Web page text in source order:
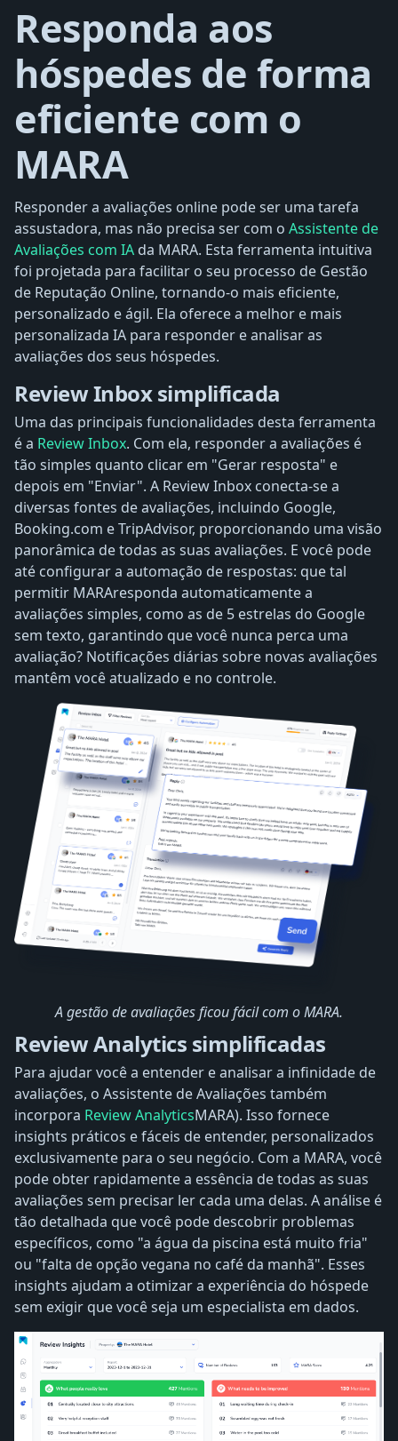
Responda aos
hóspedes de forma
eficiente com o
MARA
Responder a avaliações online pode ser uma tarefa
assustadora, mas não precisa ser com o Assistente de
Avaliações com IA da MARA. Esta ferramenta intuitiva
foi projetada para facilitar o seu processo de Gestão
de Reputação Online, tornando-o mais eficiente,
personalizado e ágil. Ela oferece a melhor e mais
personalizada IA ​​para responder e analisar as
avaliações dos seus hóspedes.
Review Inbox simplificada
Uma das principais funcionalidades desta ferramenta
é a Review Inbox. Com ela, responder a avaliações é
tão simples quanto clicar em "Gerar resposta" e
depois em "Enviar". A Review Inbox conecta-se a
diversas fontes de avaliações, incluindo Google,
Booking.com e TripAdvisor, proporcionando uma visão
panorâmica de todas as suas avaliações. E você pode
até configurar a automação de respostas: que tal
permitir MARAresponda automaticamente a
avaliações simples, como as de 5 estrelas do Google
sem texto, garantindo que você nunca perca uma
avaliação? Notificações diárias sobre novas avaliações
mantêm você atualizado e no controle.
A gestão de avaliações ficou fácil com o MARA.
Review Analytics simplificadas
Para ajudar você a entender e analisar a infinidade de
avaliações, o Assistente de Avaliações também
incorpora Review AnalyticsMARA). Isso fornece
insights práticos e fáceis de entender, personalizados
exclusivamente para o seu negócio. Com a MARA, você
pode obter rapidamente a essência de todas as suas
avaliações sem precisar ler cada uma delas. A análise é
tão detalhada que você pode descobrir problemas
específicos, como "a água da piscina está muito fria"
ou "falta de opção vegana no café da manhã". Esses
insights ajudam a otimizar a experiência do hóspede
sem exigir que você seja um especialista em dados.